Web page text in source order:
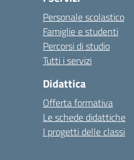
Personale scolastico
Famiglie e studenti
Percorsi di studio
Tutti i servizi
Didattica
Offerta formativa
Le schede didattiche
I progetti delle classi